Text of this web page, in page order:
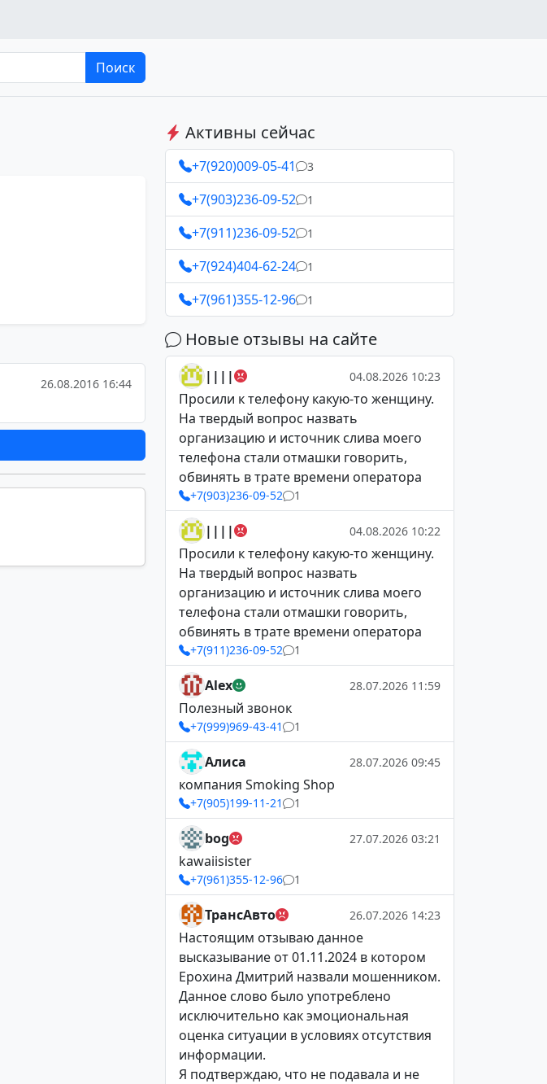
Поиск
26.08.2016 16:44
Активны сейчас
+7(920)009-05-41 3
+7(903)236-09-52 1
+7(911)236-09-52 1
+7(924)404-62-24 1
+7(961)355-12-96 1
Новые отзывы на сайте
|||| 04.08.2026 10:23
Просили к телефону какую-то женщину.
На твердый вопрос назвать
организацию и источник слива моего
телефона стали отмашки говорить,
обвинять в трате времени оператора
+7(903)236-09-52 1
|||| 04.08.2026 10:22
Просили к телефону какую-то женщину.
На твердый вопрос назвать
организацию и источник слива моего
телефона стали отмашки говорить,
обвинять в трате времени оператора
+7(911)236-09-52 1
Alex 28.07.2026 11:59
Полезный звонок
+7(999)969-43-41 1
Алиса 28.07.2026 09:45
компания Smoking Shop
+7(905)199-11-21 1
bog 27.07.2026 03:21
kawaiisister
+7(961)355-12-96 1
ТрансАвто 26.07.2026 14:23
Настоящим отзываю данное
высказывание от 01.11.2024 в котором
Ерохина Дмитрий назвали мошенником.
Данное слово было употреблено
исключительно как эмоциональная
оценка ситуации в условиях отсутствия
информации.
Я подтверждаю, что не подавала и не